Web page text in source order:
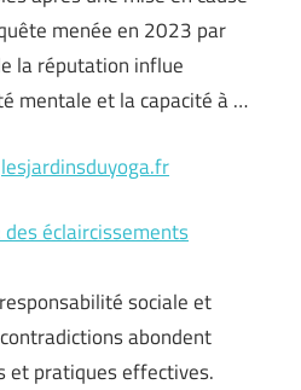
menée en 2023 par
la réputation influe
mentale et la capacité à …
lesjardinsduyoga.fr
éclaircissements
sociale et
abondent
et pratiques effectives.